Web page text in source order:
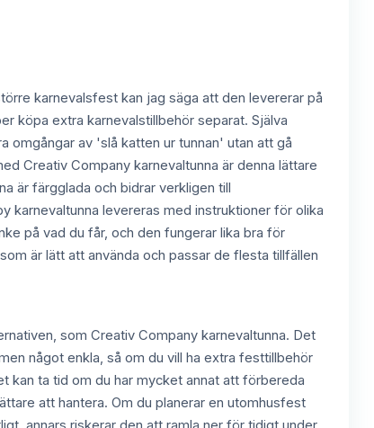
karnevalsfest kan jag säga att den levererar på
köpa extra karnevalstillbehör separat. Själva
omgångar av 'slå katten ur tunnan' utan att gå
Creativ Company karnevaltunna är denna lättare
är färgglada och bidrar verkligen till
karnevaltunna levereras med instruktioner för olika
på vad du får, och den fungerar lika bra för
är lätt att använda och passar de flesta tillfällen
som Creativ Company karnevaltunna. Det
något enkla, så om du vill ha extra festtillbehör
kan ta tid om du har mycket annat att förbereda
att hantera. Om du planerar en utomhusfest